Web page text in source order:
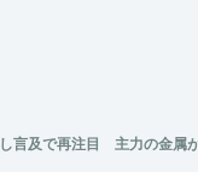
言及で再注目 主力の金属